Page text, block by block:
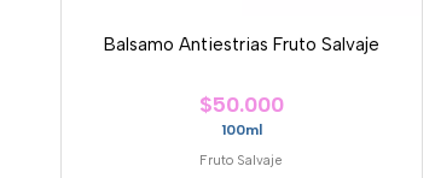
Balsamo Antiestrias Fruto Salvaje
$50.000
100ml
Fruto Salvaje